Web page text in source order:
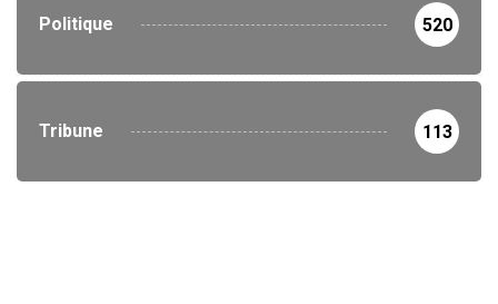
Politique 520
Tribune 113